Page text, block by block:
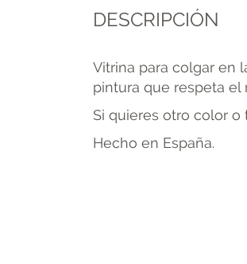
DESCRIPCIÓN
Vitrina para colgar en
pintura que respeta
Si quieres otro color
Hecho en España.